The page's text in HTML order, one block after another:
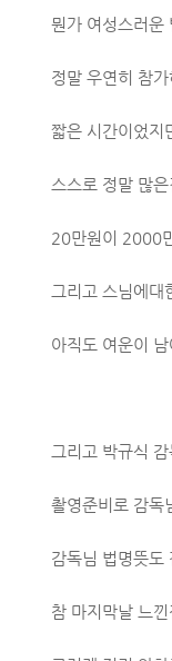
뭔가 여성스러운
정말 우연히 참
짧은 시간이었지
스스로 정말 많
20만원이 2000
그리고 스님에대
아직도 여운이
그리고 박규식
촬영준비로 감독
감독님 법명뜻
참 마지막날 느